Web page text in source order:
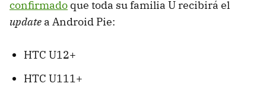
confirmado que toda su familia U recibirá el
update a Android Pie:
HTC U12+
HTC U111+